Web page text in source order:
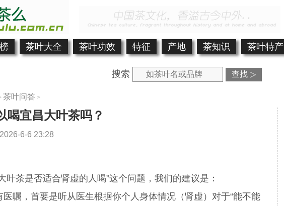
茶叶大全 茶叶功效 特征 产地 茶知识 茶叶特产
搜索 查找 ▷
茶叶问答 >
喝宜昌大叶茶吗？
6-6 23:28
叶茶是否适合肾虚的人喝”这个问题，我们的建议是：
医嘱，首要是听从医生根据你个人身体情况（肾虚）对于“能不能